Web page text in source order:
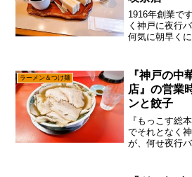
1916年創業で
く神戸に夜行
何気に朝早く
でモーニング
が、あえて言
ラーメン＆つけ麺
『神戸の中
店』の営業
ンと餃子
『もっこす総
でそれとなく
が、何せ夜行